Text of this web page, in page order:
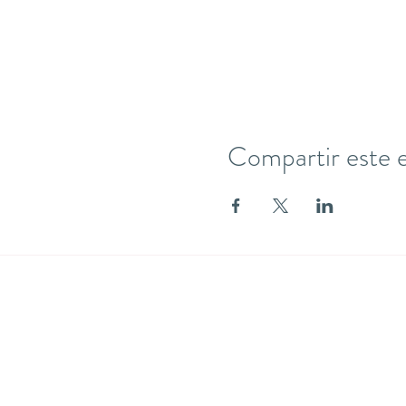
Compartir este